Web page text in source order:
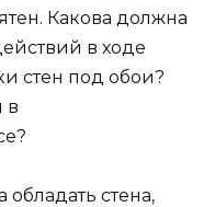
Какова должна
в ходе
стен под обои?
в
стена,